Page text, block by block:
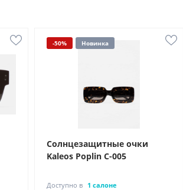
-50% Новинка
Солнцезащитные очки
Kaleos Poplin C-005
Доступно в 1 салоне